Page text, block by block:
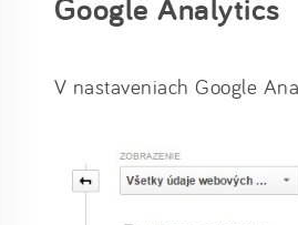
Google Analytics
V nastaveniach Google